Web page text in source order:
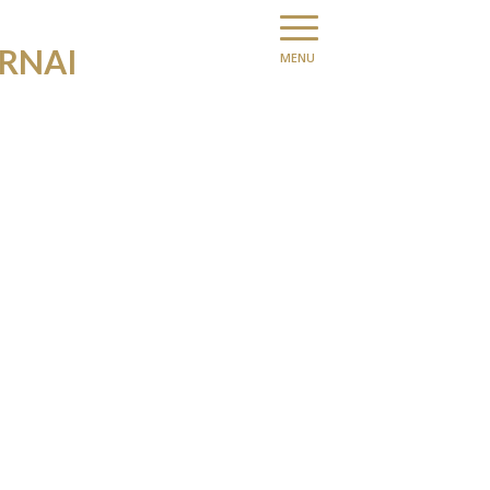
Menu